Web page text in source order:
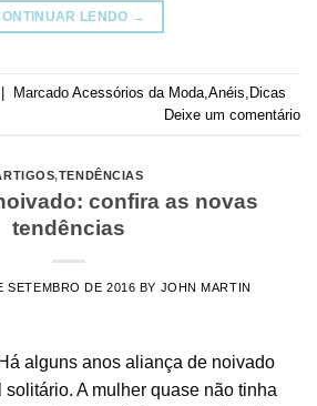
LENDO →
| Marcado Acessórios da Moda Anéis Dicas
Deixe um comentário
,TENDÊNCIAS
confira as novas
tendências
SETEMBRO DE 2016 BY JOHN MARTIN
alguns anos aliança de noivado
A mulher quase não tinha